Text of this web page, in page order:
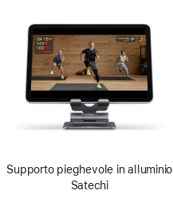
Supporto pieghevole in alluminio
Satechi